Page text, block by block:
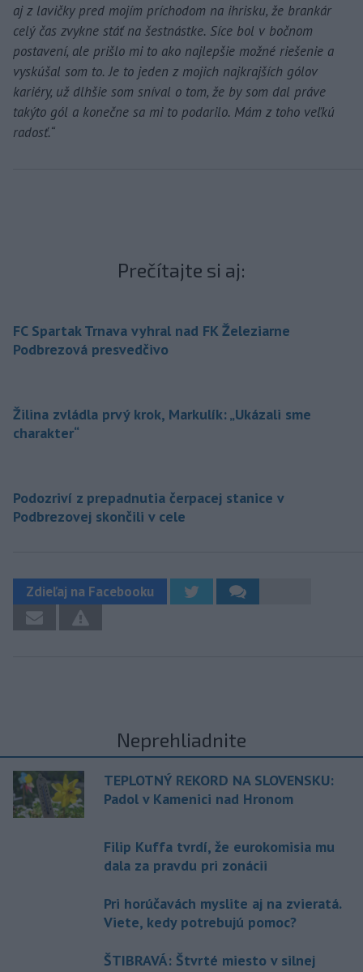
aj z lavičky pred mojím príchodom na ihrisku, že brankár
celý čas zvykne stáť na šestnástke. Síce bol v bočnom
postavení, ale prišlo mi to ako najlepšie možné riešenie a
vyskúšal som to. Je to jeden z mojich najkrajších gólov
kariéry, už dlhšie som sníval o tom, že by som dal práve
takýto gól a konečne sa mi to podarilo. Mám z toho veľkú
radosť.“
Prečítajte si aj:
FC Spartak Trnava vyhral nad FK Železiarne
Podbrezová presvedčivo
Žilina zvládla prvý krok, Markulík: „Ukázali sme
charakter“
Podozriví z prepadnutia čerpacej stanice v
Podbrezovej skončili v cele
Zdieľaj na Facebooku
Neprehliadnite
TEPLOTNÝ REKORD NA SLOVENSKU:
Padol v Kamenici nad Hronom
Filip Kuffa tvrdí, že eurokomisia mu
dala za pravdu pri zonácii
Pri horúčavách myslite aj na zvieratá.
Viete, kedy potrebujú pomoc?
ŠTIBRAVÁ: Štvrté miesto v silnej